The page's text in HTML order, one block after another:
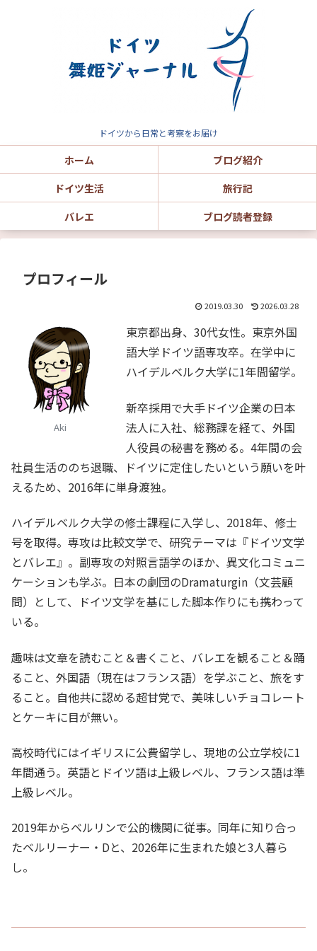
ドイツから日常と考察をお届け
ホーム
ブログ紹介
ドイツ生活
旅行記
バレエ
ブログ読者登録
プロフィール
2019.03.30 2026.03.28
Aki
東京都出身、30代女性。東京外国
語大学ドイツ語専攻卒。在学中に
ハイデルベルク大学に1年間留学。
新卒採用で大手ドイツ企業の日本
法人に入社、総務課を経て、外国
人役員の秘書を務める。4年間の会
社員生活ののち退職、ドイツに定住したいという願いを叶
えるため、2016年に単身渡独。
ハイデルベルク大学の修士課程に入学し、2018年、修士
号を取得。専攻は比較文学で、研究テーマは『ドイツ文学
とバレエ』。副専攻の対照言語学のほか、異文化コミュニ
ケーションも学ぶ。日本の劇団のDramaturgin（文芸顧
問）として、ドイツ文学を基にした脚本作りにも携わって
いる。
趣味は文章を読むこと＆書くこと、バレエを観ること＆踊
ること、外国語（現在はフランス語）を学ぶこと、旅をす
ること。自他共に認める超甘党で、美味しいチョコレート
とケーキに目が無い。
高校時代にはイギリスに公費留学し、現地の公立学校に1
年間通う。英語とドイツ語は上級レベル、フランス語は準
上級レベル。
2019年からベルリンで公的機関に従事。同年に知り合っ
たベルリーナー・Dと、2026年に生まれた娘と3人暮ら
し。